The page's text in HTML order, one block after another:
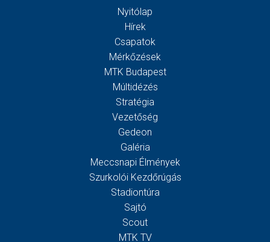
Nyitólap
Hírek
Csapatok
Mérkőzések
MTK Budapest
Múltidézés
Stratégia
Vezetőség
Gedeon
Galéria
Meccsnapi Élmények
Szurkolói Kezdőrúgás
Stadiontúra
Sajtó
Scout
MTK TV